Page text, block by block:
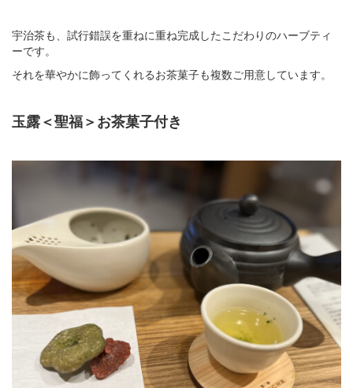
宇治茶も、試行錯誤を重ねに重ね完成したこだわりのハーブティ
ーです。
それを華やかに飾ってくれるお茶菓子も複数ご用意しています。
玉露＜聖福＞お茶菓子付き